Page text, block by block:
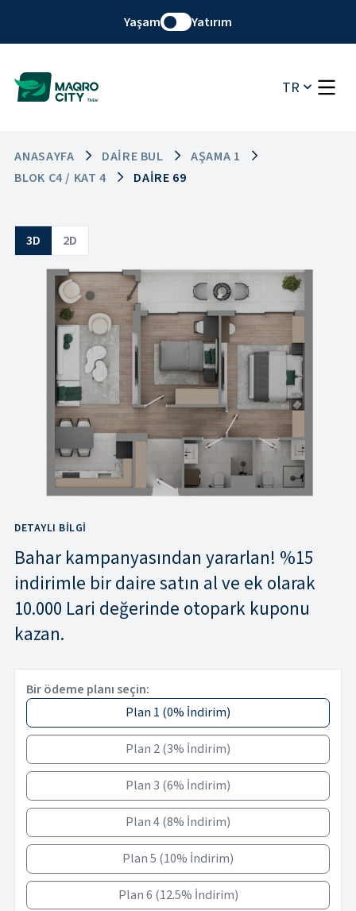
Yaşam Yatırım
TR
ANASAYFA DAIRE BUL
AŞAMA 1
BLOK C4 / KAT 4
DAIRE 69
3D 2D
DETAYLI BILGI
Bahar kampanyasından yararlan! %15
indirimle bir daire satın al ve ek olarak
10.000 Lari değerinde otopark kuponu
kazan.
Bir ödeme planı seçin:
Plan 1 (0% İndirim)
Plan 2(3% İndirim)
Plan 3 (6% İndirim)
Plan 4(8% İndirim)
Plan 5 (10% İndirim)
Plan 6 ( 12.5% İndirim)